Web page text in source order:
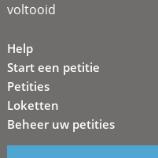
voltooid
Help
Start een petitie
Petities
Loketten
Beheer uw petities